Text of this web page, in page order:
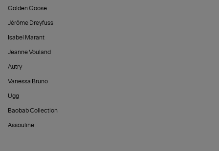
Golden Goose
Jérôme Dreyfuss
Isabel Marant
Jeanne Vouland
Autry
Vanessa Bruno
Ugg
Baobab Collection
Assouline